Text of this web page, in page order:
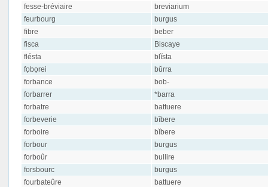
fesse-bréviaire
breviarium
feurbourg
burgus
fibre
beber
fisca
Biscaye
flésta
blĭsta
fọbọrei
bŭrra
forbance
bob-
forbarrer
*barra
forbatre
battuere
forbeverie
bĭbere
forboire
bĭbere
forbour
burgus
forboûr
bullire
forsbourc
burgus
fourbateûre
battuere